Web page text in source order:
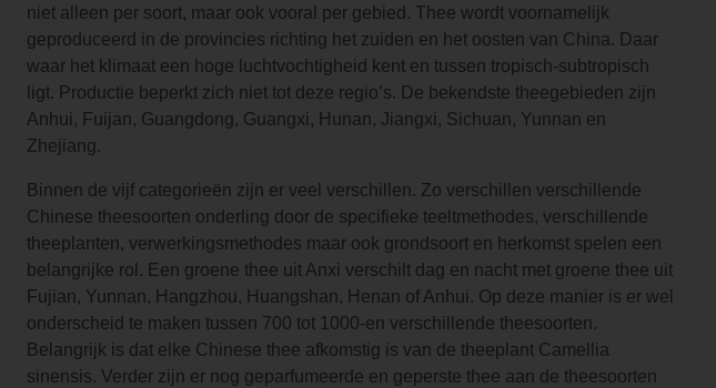
niet alleen per soort, maar ook vooral per gebied. Thee wordt voornamelijk
geproduceerd in de provincies richting het zuiden en het oosten van China. Daar
waar het klimaat een hoge luchtvochtigheid kent en tussen tropisch-subtropisch
ligt. Productie beperkt zich niet tot deze regio’s. De bekendste theegebieden zijn
Anhui, Fuijan, Guangdong, Guangxi, Hunan, Jiangxi, Sichuan, Yunnan en
Zhejiang.
Binnen de vijf categorieën zijn er veel verschillen. Zo verschillen verschillende
Chinese theesoorten onderling door de specifieke teeltmethodes, verschillende
theeplanten, verwerkingsmethodes maar ook grondsoort en herkomst spelen een
belangrijke rol. Een groene thee uit Anxi verschilt dag en nacht met groene thee uit
Fujian, Yunnan, Hangzhou, Huangshan, Henan of Anhui. Op deze manier is er wel
onderscheid te maken tussen 700 tot 1000-en verschillende theesoorten.
Belangrijk is dat elke Chinese thee afkomstig is van de theeplant Camellia
sinensis. Verder zijn er nog geparfumeerde en geperste thee aan de theesoorten